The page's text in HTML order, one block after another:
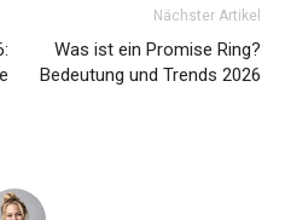
Nächster Artikel
Was ist ein Promise Ring?
Bedeutung und Trends 2026